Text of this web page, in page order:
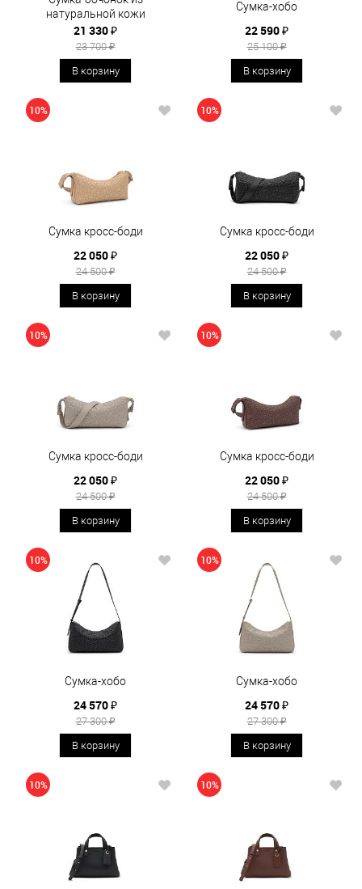
натуральной кожи
21 330 ₽
23 700 ₽
В корзину
Сумка-хобо
22 590 ₽
25 100 ₽
В корзину
10%
Сумка кросс-боди
22 050 ₽
24 500 ₽
В корзину
10%
Сумка кросс-боди
22 050 ₽
24 500 ₽
В корзину
10%
Сумка кросс-боди
22 050 ₽
24 500 ₽
В корзину
10%
Сумка кросс-боди
22 050 ₽
24 500 ₽
В корзину
10%
Сумка-хобо
24 570 ₽
27 300 ₽
В корзину
10%
Сумка-хобо
24 570 ₽
27 300 ₽
В корзину
10% 10%